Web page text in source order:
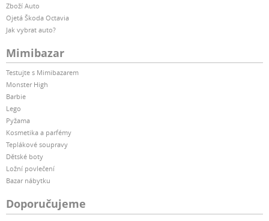
Zboží Auto
Ojetá Škoda Octavia
Jak vybrat auto?
Mimibazar
Testujte s Mimibazarem
Monster High
Barbie
Lego
Pyžama
Kosmetika a parfémy
Teplákové soupravy
Dětské boty
Ložní povlečení
Bazar nábytku
Doporučujeme